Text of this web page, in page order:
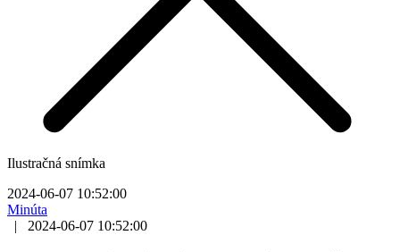
Ilustračná snímka
2024-06-07 10:52:00
Minúta
|
2024-06-07 10:52:00